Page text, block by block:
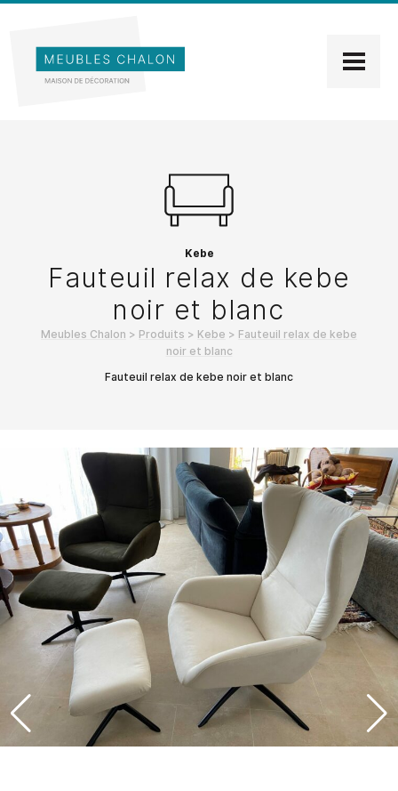
Kebe
Fauteuil relax de kebe
noir et blanc
Meubles Chalon > Produits > Kebe > Fauteuil relax de kebe
noir et blanc
Fauteuil relax de kebe noir et blanc